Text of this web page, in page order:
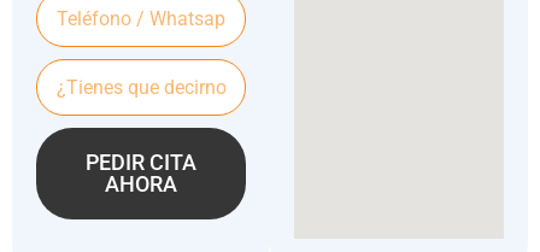
PEDIR CITA
AHORA